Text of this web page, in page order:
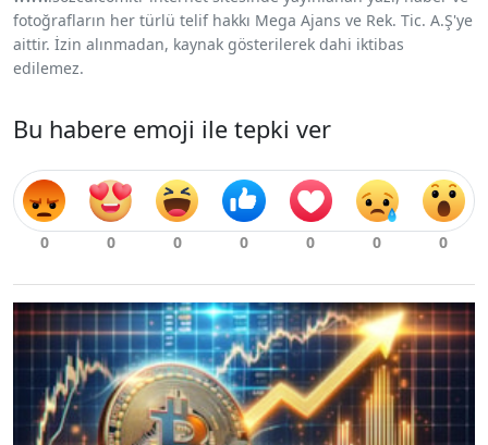
fotoğrafların her türlü telif hakkı Mega Ajans ve Rek. Tic. A.Ş'ye
aittir. İzin alınmadan, kaynak gösterilerek dahi iktibas
edilemez.
Bu habere emoji ile tepki ver